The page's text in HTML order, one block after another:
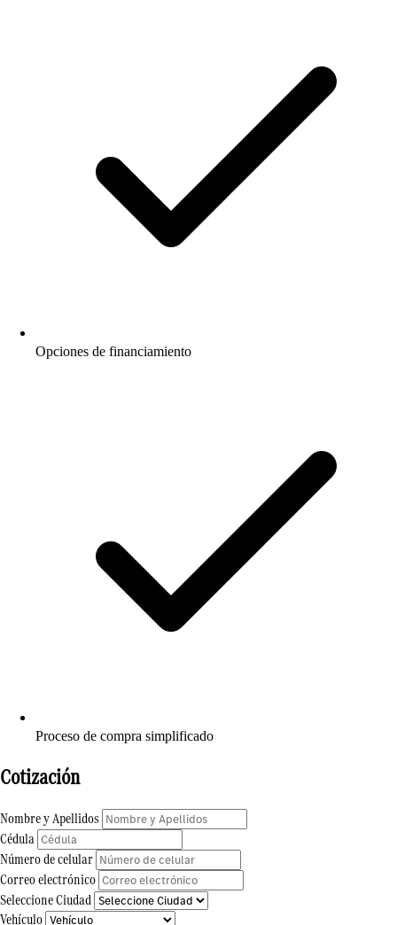
Opciones de financiamiento
Proceso de compra simplificado
Cotización
Nombre y Apellidos
Cédula
Número de celular
Correo electrónico
Seleccione Ciudad
Vehículo